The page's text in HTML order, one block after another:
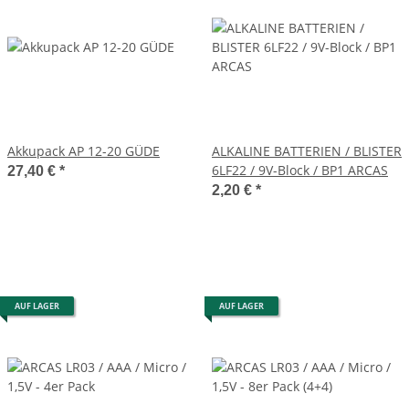
Akkupack AP 12-20 GÜDE
27,40 € *
ALKALINE BATTERIEN / BLISTER
6LF22 / 9V-Block / BP1 ARCAS
2,20 € *
AUF LAGER AUF LAGER